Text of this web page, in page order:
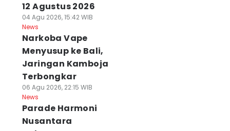
12 Agustus 2026
04 Agu 2026, 15:42 WIB
News
Narkoba Vape
Menyusup ke Bali,
Jaringan Kamboja
Terbongkar
06 Agu 2026, 22:15 WIB
News
Parade Harmoni
Nusantara